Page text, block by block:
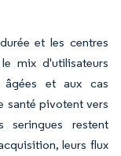
et les centres
mix d'utilisateurs
âgées et aux cas
santé pivotent vers
restent
leurs flux